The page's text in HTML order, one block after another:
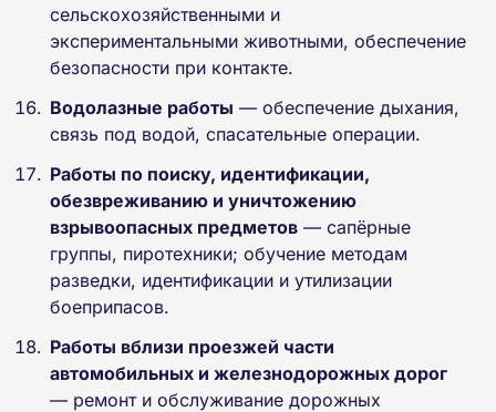
сельскохозяйственными и
экспериментальными животными, обеспечение
безопасности при контакте.
Водолазные работы — обеспечение дыхания,
связь под водой, спасательные операции.
Работы по поиску, идентификации,
обезвреживанию и уничтожению
взрывоопасных предметов — сапёрные
группы, пиротехники; обучение методам
разведки, идентификации и утилизации
боеприпасов.
Работы вблизи проезжей части
автомобильных и железнодорожных дорог
— ремонт и обслуживание дорожных